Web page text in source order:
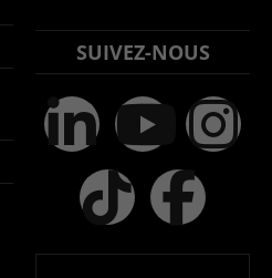
SUIVEZ-NOUS